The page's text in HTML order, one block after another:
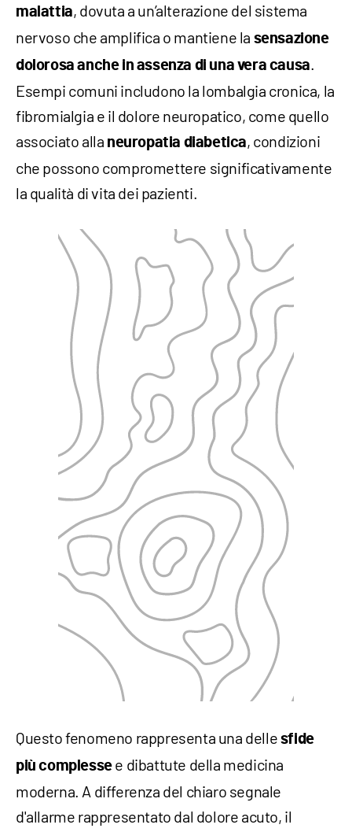
malattia, dovuta a un’alterazione del sistema
nervoso che amplifica o mantiene la sensazione
dolorosa anche in assenza di una vera causa.
Esempi comuni includono la lombalgia cronica, la
fibromialgia e il dolore neuropatico, come quello
associato alla neuropatia diabetica, condizioni
che possono compromettere significativamente
la qualità di vita dei pazienti.
Questo fenomeno rappresenta una delle sfide
più complessee dibattute della medicina
moderna. A differenza del chiaro segnale
d'allarme rappresentato dal dolore acuto, il